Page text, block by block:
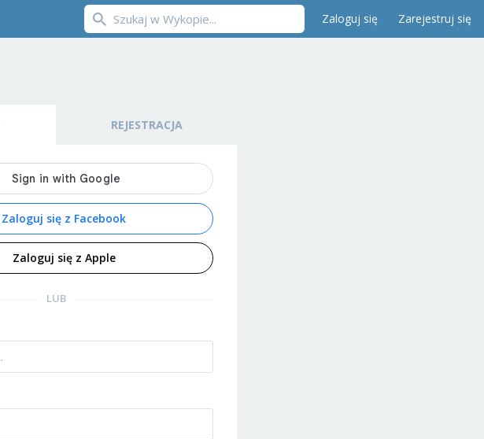
Zaloguj się Zarejestruj się
REJESTRACJA
Zaloguj się z Facebook
Zaloguj się z Apple
LUB